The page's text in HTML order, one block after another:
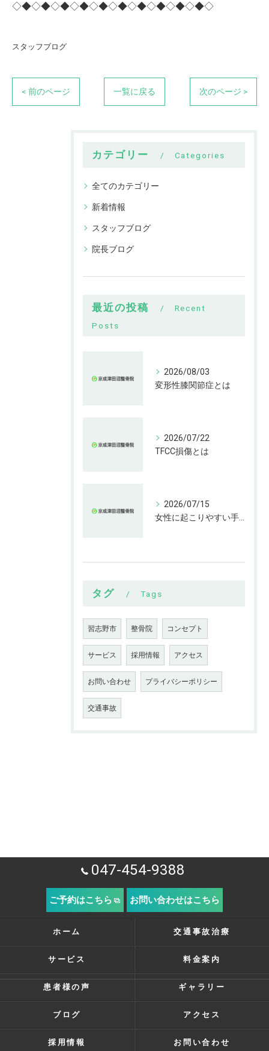
◇◆◇◆◇◆◇◆◇◆◇◆◇◆◇◆◇◆◇◆◇
スタッフブログ
< 前のページ 一覧に戻る 次のページ >
カテゴリー Categories
全てのカテゴリー
新着情報
スタッフブログ
院長ブログ
最近の投稿
Recent
Posts
2026/08/03
変形性膝関節症とは
2026/07/22
TFCC損傷とは
2026/07/15
タグ Tags
習志野市 整骨院 コンセプト
サービス 採用情報 アクセス
お問い合わせ プライバシーポリシー
交通事故
047-454-9388
ご予約はこちら お問い合わせはこちら
ホーム 交通事故治療
サービス 料金案内
患者様の声 ギャラリー
ブログ アクセス
採用情報 お問い合わせ